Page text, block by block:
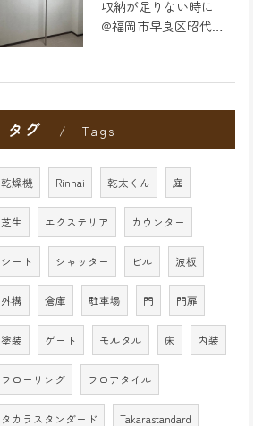
収納が足りない時に
@福岡市早良区昭代のリフォーム
タグ Tags
乾燥機 Rinnai 乾太くん 庭
芝生 エクステリア カウンター
シート シャッター ビル 波板
外構 倉庫 駐車場 門 門扉
塗装 ゲート モルタル 床 内装
フローリング フロアタイル
タカラスタンダード Takarastandard